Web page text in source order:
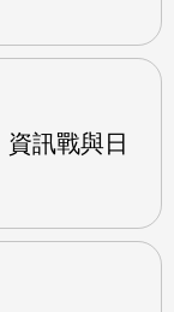
訊戰與日